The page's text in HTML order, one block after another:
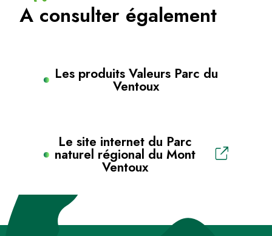
A consulter également
Les produits Valeurs Parc du
Ventoux
Le site internet du Parc
naturel régional du Mont
Ventoux